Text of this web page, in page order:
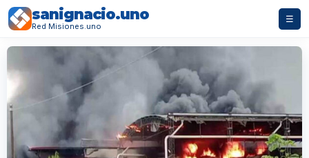
sanignacio.uno
Red Misiones.uno
☰